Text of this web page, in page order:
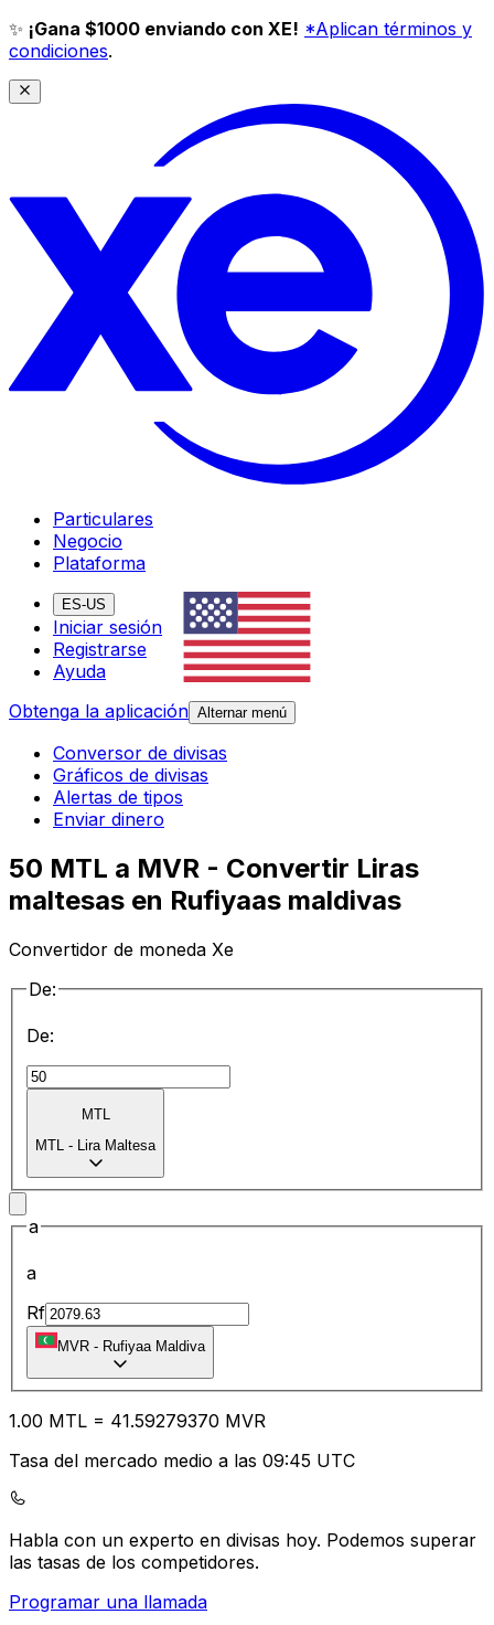
✨ ¡Gana $1000 enviando con XE! *Aplican términos y
condiciones.
Particulares
Negocio
Plataforma
ES-US
Iniciar sesión
Registrarse
Ayuda
Obtenga la aplicación Alternar menú
Conversor de divisas
Gráficos de divisas
Alertas de tipos
Enviar dinero
50 MTL a MVR - Convertir Liras
maltesas en Rufiyaas maldivas
Convertidor de moneda Xe
De:
De:
MTL
MTL - Lira Maltesa
a
a
Rf
MVR - Rufiyaa Maldiva
1.00 MTL = 41.59279370 MVR
Tasa del mercado medio a las 09:45 UTC
Habla con un experto en divisas hoy. Podemos superar
las tasas de los competidores.
Programar una llamada